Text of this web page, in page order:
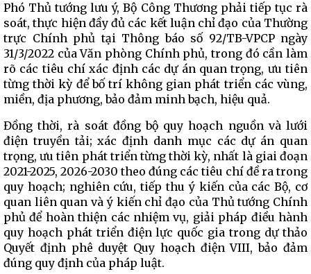
Phó Thủ tướng lưu ý, Bộ Công Thương phải tiếp tục rà
soát, thực hiện đầy đủ các kết luận chỉ đạo của Thường
trực Chính phủ tại Thông báo số 92/TB-VPCP ngày
31/3/2022 của Văn phòng Chính phủ, trong đó cần làm
rõ các tiêu chí xác định các dự án quan trọng, ưu tiên
từng thời kỳ để bố trí không gian phát triển các vùng,
miền, địa phương, bảo đảm minh bạch, hiệu quả.
Đồng thời, rà soát đồng bộ quy hoạch nguồn và lưới
điện truyền tải; xác định danh mục các dự án quan
trọng, ưu tiên phát triển từng thời kỳ, nhất là giai đoạn
2021-2025, 2026-2030 theo đúng các tiêu chí đề ra trong
quy hoạch; nghiên cứu, tiếp thu ý kiến của các Bộ, cơ
quan liên quan và ý kiến chỉ đạo của Thủ tướng Chính
phủ để hoàn thiện các nhiệm vụ, giải pháp điều hành
quy hoạch phát triển điện lực quốc gia trong dự thảo
Quyết định phê duyệt Quy hoạch điện VIII, bảo đảm
đúng quy định của pháp luật.